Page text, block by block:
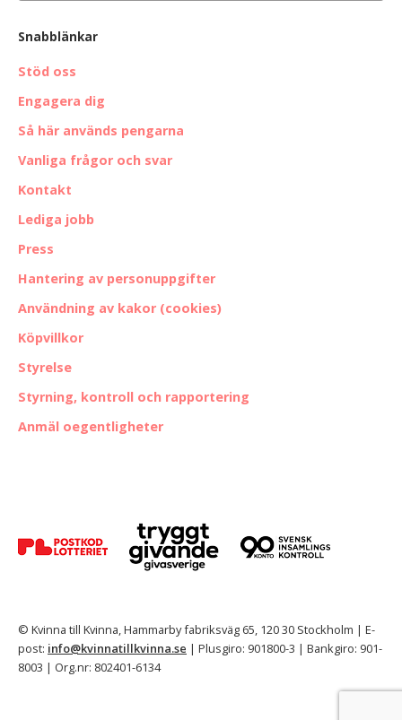
Snabblänkar
Stöd oss
Engagera dig
Så här används pengarna
Vanliga frågor och svar
Kontakt
Lediga jobb
Press
Hantering av personuppgifter
Användning av kakor (cookies)
Köpvillkor
Styrelse
Styrning, kontroll och rapportering
Anmäl oegentligheter
© Kvinna till Kvinna, Hammarby fabriksväg 65, 120 30 Stockholm | E-
post: info@kvinnatillkvinna.se | Plusgiro: 901800-3 | Bankgiro: 901-
8003 | Org.nr: 802401-6134